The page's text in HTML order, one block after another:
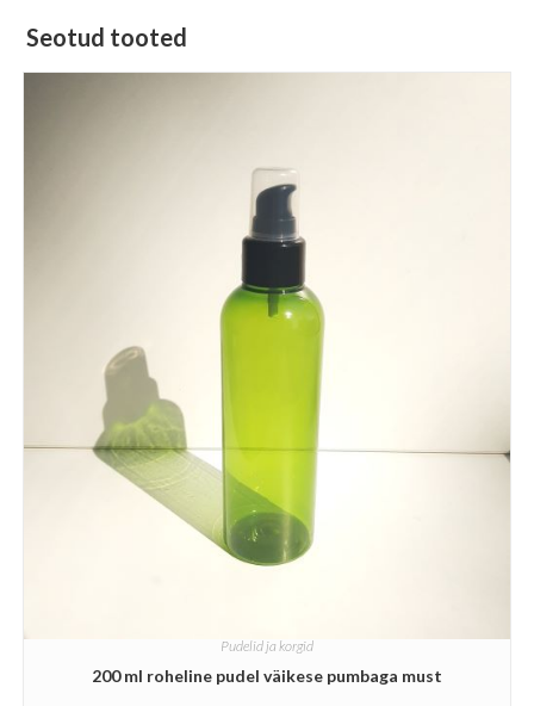
Seotud tooted
Pudelid ja korgid
200 ml roheline pudel väikese pumbaga must